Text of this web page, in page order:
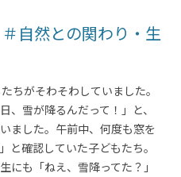
自然との関わり・生
ちがそわそわしていました。
、雪が降るんだって！」と、
ました。午前中、何度も窓を
と確認していた子どもたち。
にも「ねえ、雪降ってた？」